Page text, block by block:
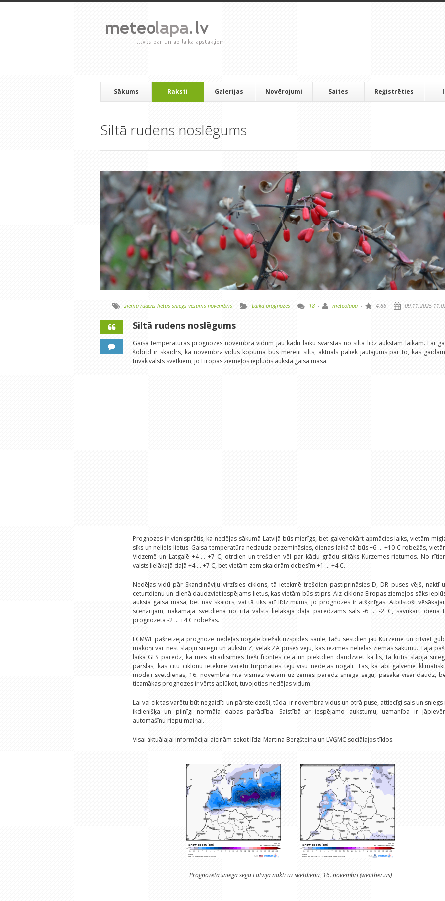
Sākums Raksti Galerijas Novērojumi Saites Reģistrēties
Siltā rudens noslēgums
ziema rudens lietus sniegs vēsums novembris · Laika prognozes · 18 · meteolapa · 4.86 · 09.11.2025
Siltā rudens noslēgums
Gaisa temperatūras prognozes novembra vidum jau kādu laiku svārstās no silta līdz aukstam laikam. Lai
šobrīd ir skaidrs, ka novembra vidus kopumā būs mēreni silts, aktuāls paliek jautājums par to, kas
tuvāk valsts svētkiem, jo Eiropas ziemeļos ieplūdīs auksta gaisa masa.
Prognozes ir vienisprātis, ka nedēļas sākumā Latvijā būs mierīgs, bet galvenokārt apmācies laiks, vietām
sīks un neliels lietus. Gaisa temperatūra nedaudz pazemināsies, dienas laikā tā būs +6 ... +10 C robežās,
Vidzemē un Latgalē +4 ... +7 C, otrdien un trešdien vēl par kādu grādu siltāks Kurzemes rietumos. No
valsts lielākajā daļā +4 ... +7 C, bet vietām zem skaidrām debesīm +1 ... +4 C.
Nedēļas vidū pār Skandināviju virzīsies ciklons, tā ietekmē trešdien pastiprināsies D, DR puses vējš, naktī
ceturtdienu un dienā daudzviet iespējams lietus, kas vietām būs stiprs. Aiz ciklona Eiropas ziemeļos sāks
auksta gaisa masa, bet nav skaidrs, vai tā tiks arī līdz mums, jo prognozes ir atšķirīgas. Atbilstoši
scenārijam, nākamajā svētdienā no rīta valsts lielākajā daļā paredzams sals -6 ... -2 C, savukārt dienā
prognozēta -2 ... +4 C robežās.
ECMWF pašreizējā prognozē nedēļas nogalē biežāk uzspīdēs saule, taču sestdien jau Kurzemē un citviet
mākoņi var nest slapju sniegu un aukstu Z, vēlāk ZA puses vēju, kas iezīmēs nelielas ziemas sākumu. Tajā
laikā GFS paredz, ka mēs atradīsimies tieši frontes ceļā un piektdien daudzviet kā līs, tā kritīs slapja
pārslas, kas citu ciklonu ietekmē varētu turpināties teju visu nedēļas nogali. Tas, ka abi galvenie
modeļi svētdienas, 16. novembra rītā vismaz vietām uz zemes paredz sniega segu, pasaka visai daudz,
ticamākas prognozes ir vērts aplūkot, tuvojoties nedēļas vidum.
Lai vai cik tas varētu būt negaidīti un pārsteidzoši, tūdaļ ir novembra vidus un otrā puse, attiecīgi sals un sniegs
ikdienišķa un pilnīgi normāla dabas parādība. Saistībā ar iespējamo aukstumu, uzmanība ir
automašīnu riepu maiņai.
Visai aktuālajai informācijai aicinām sekot līdzi Martina Bergšteina un LVĢMC sociālajos tīklos.
Prognozētā sniega sega Latvijā naktī uz svētdienu, 16. novembri (weather.us)